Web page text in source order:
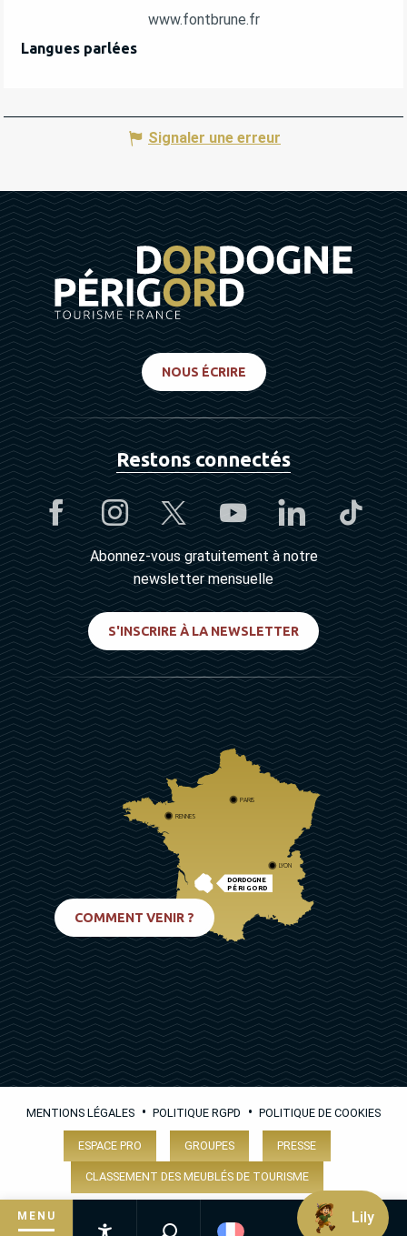
MENU
www.fontbrune.fr
Langues parlées
Langues parlées
Signaler une erreur
NOUS ÉCRIRE
Restons connectés
Abonnez-vous gratuitement à notre
newsletter mensuelle
S'INSCRIRE À LA NEWSLETTER
DORDOGNE
PÉRIGORD
PARIS
RENNES
LYON
COMMENT VENIR ?
MENTIONS LÉGALES • POLITIQUE RGPD • POLITIQUE DE COOKIES
ESPACE PRO GROUPES PRESSE
CLASSEMENT DES MEUBLÉS DE TOURISME
Lily